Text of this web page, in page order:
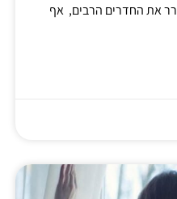
את החדרים הרבים, אף